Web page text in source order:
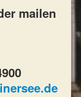
mailen